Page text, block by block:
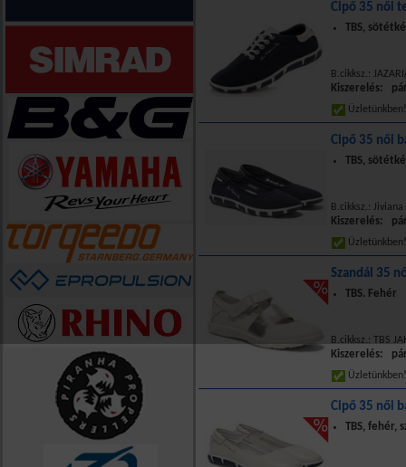
Cipő 35 női
TBS,
B.cikksz.:
Kiszerelés:
Cipő 35 női
TBS,
B.cikksz.:
Kiszerelés:
Szandál 35
TBS. Fehér
B.cikksz.: TBS
Kiszerelés:
Cipő 35 női
TBS, fehér,